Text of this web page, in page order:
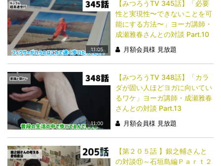
11:05
【みつろうTV 345話】「​​​​​​​必要
性と実現性〜できないことを可
能にする方法〜」ヨーガ講師・
成瀬雅春さんとの対談 Part.10
月額会員様 見放題
11:00
【みつろうTV 348話】「​​​​​​​カラ
ダが固い人ほどヨガに向いてい
るワケ」ヨーガ講師・成瀬雅春
さんとの対談 Part.13
月額会員様 見放題
【第２０５話 】銀之輔さんと
の対談⑪～石垣島編Ｐａｒｔ２